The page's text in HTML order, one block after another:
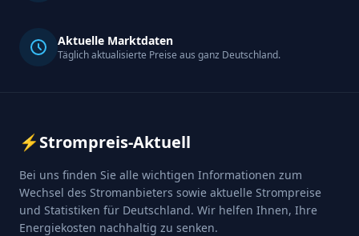
Aktuelle Marktdaten
Täglich aktualisierte Preise aus ganz Deutschland.
⚡Strompreis-Aktuell
Bei uns finden Sie alle wichtigen Informationen zum
Wechsel des Stromanbieters sowie aktuelle Strompreise
und Statistiken für Deutschland. Wir helfen Ihnen, Ihre
Energiekosten nachhaltig zu senken.